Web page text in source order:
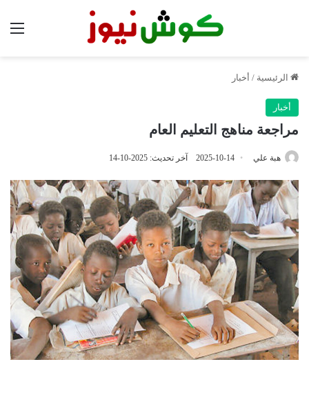
الرئيسية / أخبار
أخبار
مراجعة مناهج التعليم العام
هبة علي 2025-10-14 آخر تحديث: 2025-10-14